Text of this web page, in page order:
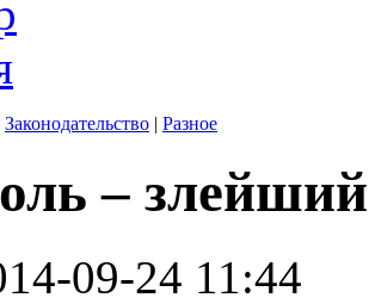
Законодательство | Разное
–
09-24 11:44